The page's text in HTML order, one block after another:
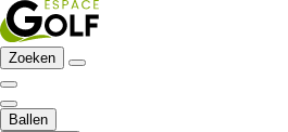
Zoeken
Ballen